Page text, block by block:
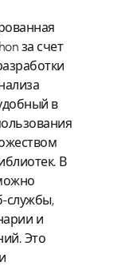
за счет
в
В
службы,
и
Это